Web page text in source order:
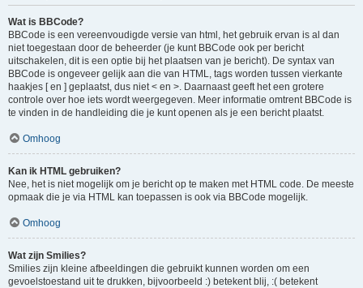
Wat is BBCode?
BBCode is een vereenvoudigde versie van html, het gebruik ervan is al dan
niet toegestaan door de beheerder (je kunt BBCode ook per bericht
uitschakelen, dit is een optie bij het plaatsen van je bericht). De syntax van
BBCode is ongeveer gelijk aan die van HTML, tags worden tussen vierkante
haakjes [ en ] geplaatst, dus niet < en >. Daarnaast geeft het een grotere
controle over hoe iets wordt weergegeven. Meer informatie omtrent BBCode is
te vinden in de handleiding die je kunt openen als je een bericht plaatst.
Omhoog
Kan ik HTML gebruiken?
Nee, het is niet mogelijk om je bericht op te maken met HTML code. De meeste
opmaak die je via HTML kan toepassen is ook via BBCode mogelijk.
Omhoog
Wat zijn Smilies?
Smilies zijn kleine afbeeldingen die gebruikt kunnen worden om een
gevoelstoestand uit te drukken, bijvoorbeeld :) betekent blij, :( betekent